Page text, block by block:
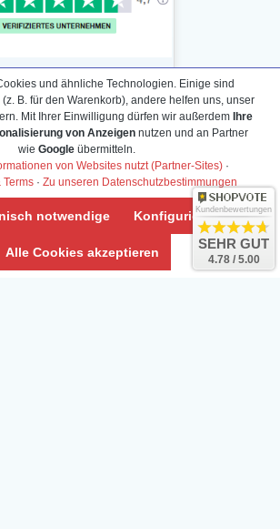
Daten­schutz­erklärung
/Widerrufs­formular
AGB & Info
Impressum
und Entsorgung
Vertrag widerrufen
und ähnliche Technologien. Einige sind
B. für den Warenkorb), andere helfen uns, unser
Mit Ihrer Einwilligung dürfen wir außerdem Ihre
von Anzeigennutzen und an Partner
wie Googleübermitteln.
von Websites nutzt (Partner-Sites) ·
Terms · Zu unseren Datenschutzbestimmungen
notwendige Konfigurieren
Alle Cookies akzeptieren
Kundenbewertungen
SEHR GUT
4.78 / 5.00